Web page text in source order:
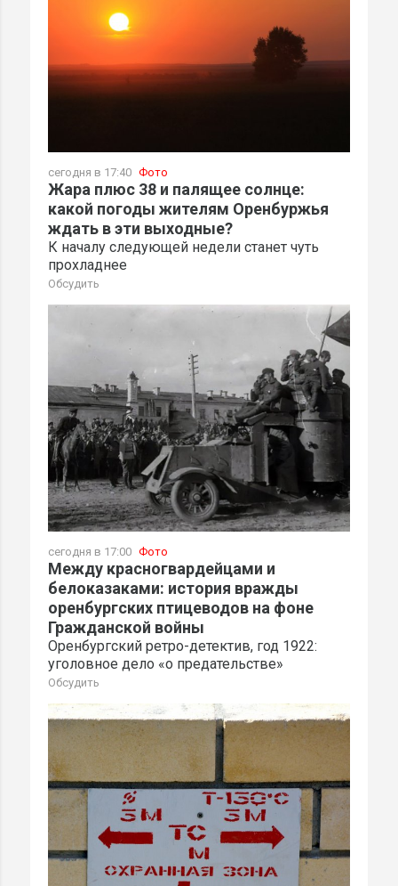
сегодня в 17:40 Фото
Жара плюс 38 и палящее солнце:
какой погоды жителям Оренбуржья
ждать в эти выходные?
К началу следующей недели станет чуть
прохладнее
Обсудить
сегодня в 17:00 Фото
Между красногвардейцами и
белоказаками: история вражды
оренбургских птицеводов на фоне
Гражданской войны
Оренбургский ретро-детектив, год 1922:
уголовное дело «о предательстве»
Обсудить